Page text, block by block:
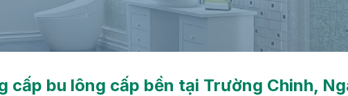
cấp bu lông cấp bền tại Trường Chinh,